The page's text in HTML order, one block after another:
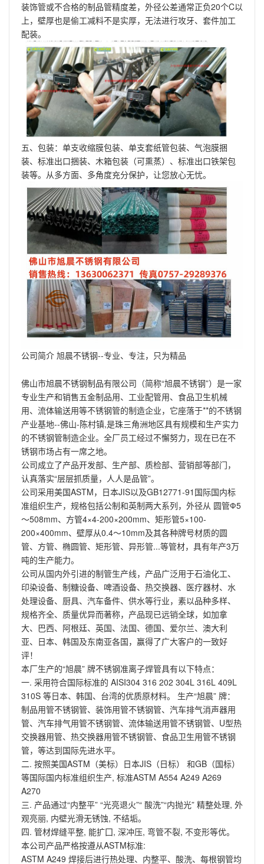
装饰管或不合格的制品管精度差，外径公差通常正负20个C以
上，壁厚也是偷工减料不是实厚，无法进行攻牙、套件加工
配装。
五、包装：单支收缩膜包装、单支套纸管包装、气泡膜捆
装、标准出口捆装、木箱包装（可熏蒸）、标准出口铁架包
装等。从多方面、多角度充分保护，让您放心无忧。
公司简介 旭晨不锈钢--专业、专注，只为精品
佛山市旭晨不锈钢制品有限公司（简称“旭晨不锈钢”）是一家
专业生产和销售五金制品用、工业配管用、食品卫生机械
用、流体输送用等不锈钢管的制造企业，它座落于**的不锈钢
产业基地--佛山-陈村镇,是珠三角洲地区具有规模和生产实力
的不锈钢管制造企业。全厂员工经过不懈努力，现在已在不
锈钢市场占有一席之地。
公司成立了产品开发部、生产部、质检部、营销部等部门，
认真落实“层层抓质量，人人是品管”。
公司采用美国ASTM，日本JIS以及GB12771-91国际国内标
准组织生产，规格包括公制和英制两大系列，外径从 圆管Ф5
～508mm、方管4×4-200×200mm、矩形管5×100-
200×400mm、壁厚从0.4～10mm及其各种牌号材质的圆
管、方管、椭圆管、矩形管、异形管...等管材，具有年产3万
吨的生产能力。
公司从国内外引进的制管生产线，产品广泛用于石油化工、
印染设备、制糖设备、啤酒设备、热交换器、医疗器材、水
处理设备、厨具、汽车备件、供水等行业，素以品种多样、
规格齐全、质量优异而著称，产品现已远销全球，如加拿
大、巴西、阿根廷、英国、法国、德国、爱尔兰、澳大利
亚、日本、韩国及东南亚各国，赢得了广大客户的一致好
评！
本厂生产的“旭晨” 牌不锈钢准离子焊管具有以下特点：
一. 采用符合国际标准的 AISI304 316 202 304L 316L 409L
310S 等日本、韩国、台湾的优质原材料。 生产“旭晨” 牌：
制品用管不锈钢管、装饰用管不锈钢管、汽车排气消声器用
管、汽车排气用管不锈钢管、流体输送用管不锈钢管、U型热
交换器用管、热交换器用管不锈钢管、食品卫生用管不锈钢
管，等达到国际先进水平。
二. 按照美国ASTM（美标）日本JIS（日标） 和GB（国标）
等国际国内标准组织生产, 标准ASTM A554 A249 A269
A270
三. 产品通过“内整平” “光亮退火”“ 酸洗”“内抛光” 精整处理, 外
观亮丽, 内壁光滑无锈蚀, 不结垢。
四. 管材焊缝平整, 能扩囗, 深冲压, 弯管不裂, 不变形等优。
本公司产品严格按遵从ASTM标准:
ASTM A249 焊接后进行热处理、内整平、酸洗、每根钢管均